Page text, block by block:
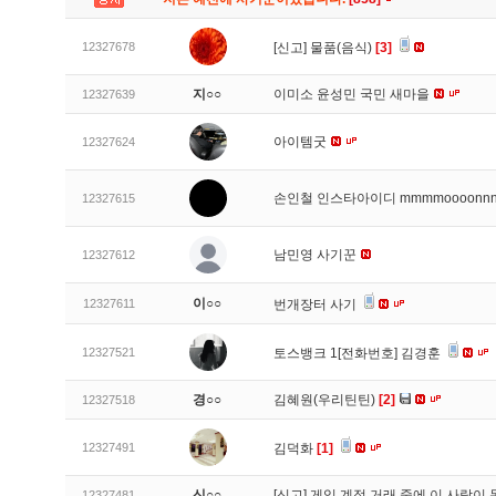
12327678 [신고] 물품(음식) [3]
12327639 지○○ 이미소 윤성민 국민 새마을
12327624 아이템굿
12327615 손인철 인스타아이디
12327612 남민영 사기꾼
12327611 이○○ 번개장터 사기
12327521 토스뱅크 1[전화번호] 김경훈
12327518 경○○ 김혜원(우리틴틴) [2]
12327491 김덕화 [1]